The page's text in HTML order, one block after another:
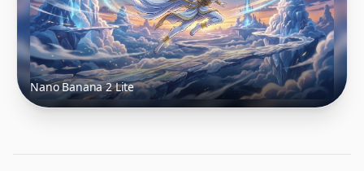
Nano Banana 2 Lite